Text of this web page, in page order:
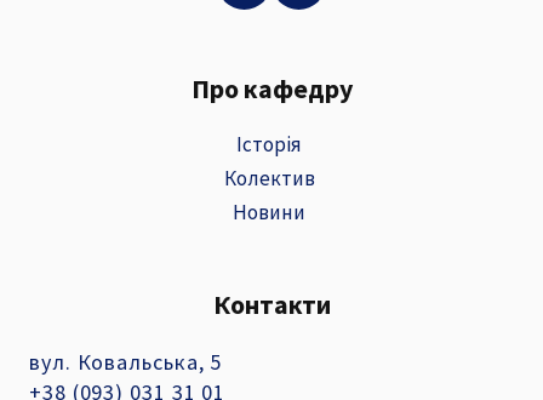
Про кафедру
Історія
Колектив
Новини
Контакти
вул. Ковальська, 5
+38 (093) 031 31 01